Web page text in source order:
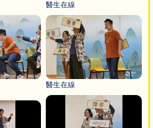
醫生在線
醫生在線